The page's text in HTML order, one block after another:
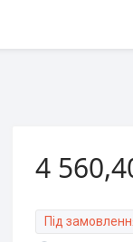
4
Під